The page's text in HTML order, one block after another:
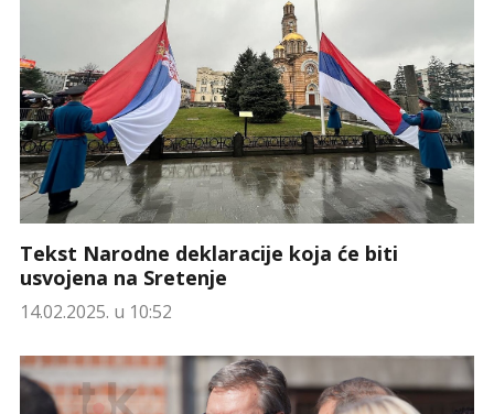
Tekst Narodne deklaracije koja će biti
usvojena na Sretenje
14.02.2025. u 10:52